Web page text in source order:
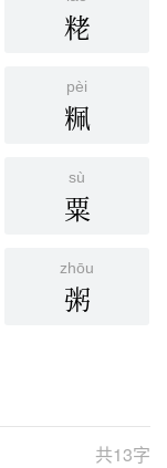
粩
pèi
䊃
sù
粟
zhōu
粥
共13字